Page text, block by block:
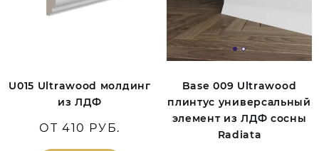
U015 Ultrawood молдинг
из ЛДФ
ОТ 410 РУБ.
Base 009 Ultrawood
плинтус универсальный
элемент из ЛДФ сосны
Radiatа